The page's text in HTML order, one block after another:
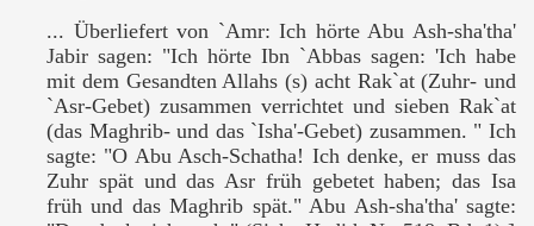
... Überliefert von `Amr: Ich hörte Abu Ash-sha'tha'
Jabir sagen: "Ich hörte Ibn `Abbas sagen: 'Ich habe
mit dem Gesandten Allahs (s) acht Rak`at (Zuhr- und
`Asr-Gebet) zusammen verrichtet und sieben Rak`at
(das Maghrib- und das `Isha'-Gebet) zusammen. " Ich
sagte: "O Abu Asch-Schatha! Ich denke, er muss das
Zuhr spät und das Asr früh gebetet haben; das Isa
früh und das Maghrib spät." Abu Ash-sha'tha' sagte: